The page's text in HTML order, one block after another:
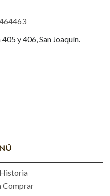
y 406, San Joaquín.
Comprar